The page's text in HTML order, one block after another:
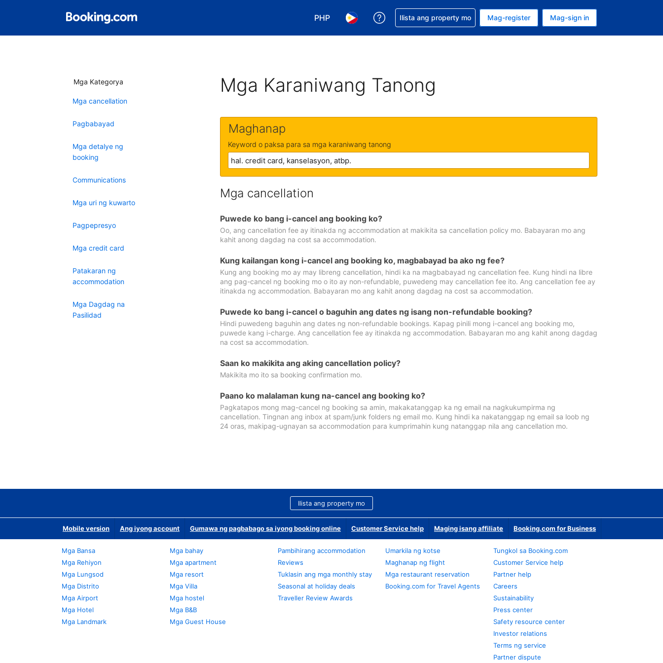
PHP
Pumili ng currency mo. PHP ang currency mo ngayon
Pumili ng wika mo. Filipino ang wika mo ngayon
Makakuha ng tulong sa reservation mo
Ilista ang property mo Mag-register Mag-sign in
Mga Kategorya
Mga cancellation
Pagbabayad
Mga detalye ng
booking
Communications
Mga uri ng kuwarto
Pagpepresyo
Mga credit card
Patakaran ng
accommodation
Mga Dagdag na
Pasilidad
Mga Karaniwang Tanong
Maghanap
Keyword o paksa para sa mga karaniwang tanong
Mga cancellation
Puwede ko bang i-cancel ang booking ko?
Oo, ang cancellation fee ay itinakda ng accommodation at makikita sa cancellation policy mo. Babayaran mo ang
kahit anong dagdag na cost sa accommodation.
Kung kailangan kong i-cancel ang booking ko, magbabayad ba ako ng fee?
Kung ang booking mo ay may libreng cancellation, hindi ka na magbabayad ng cancellation fee. Kung hindi na libre
ang pag-cancel ng booking mo o ito ay non-refundable, puwedeng may cancellation fee ito. Ang cancellation fee ay
itinakda ng accommodation. Babayaran mo ang kahit anong dagdag na cost sa accommodation.
Puwede ko bang i-cancel o baguhin ang dates ng isang non-refundable booking?
Hindi puwedeng baguhin ang dates ng non-refundable bookings. Kapag pinili mong i-cancel ang booking mo,
puwede kang i-charge. Ang cancellation fee ay itinakda ng accommodation. Babayaran mo ang kahit anong dagdag
na cost sa accommodation.
Saan ko makikita ang aking cancellation policy?
Makikita mo ito sa booking confirmation mo.
Paano ko malalaman kung na-cancel ang booking ko?
Pagkatapos mong mag-cancel ng booking sa amin, makakatanggap ka ng email na nagkukumpirma ng
cancellation. Tingnan ang inbox at spam/junk folders ng email mo. Kung hindi ka nakatanggap ng email sa loob ng
24 oras, makipag-ugnayan sa accommodation para kumprimahin kung natanggap nila ang cancellation mo.
Ilista ang property mo
Mobile version Ang iyong account Gumawa ng pagbabago sa iyong booking online Customer Service help Maging isang affiliate Booking.com for Business
Mga Bansa
Mga Rehiyon
Mga Lungsod
Mga Distrito
Mga Airport
Mga Hotel
Mga Landmark
Mga bahay
Mga apartment
Mga resort
Mga Villa
Mga hostel
Mga B&B
Mga Guest House
Pambihirang accommodation
Reviews
Tuklasin ang mga monthly stay
Seasonal at holiday deals
Traveller Review Awards
Umarkila ng kotse
Maghanap ng flight
Mga restaurant reservation
Booking.com for Travel Agents
Tungkol sa Booking.com
Customer Service help
Partner help
Careers
Sustainability
Press center
Safety resource center
Investor relations
Terms ng service
Partner dispute